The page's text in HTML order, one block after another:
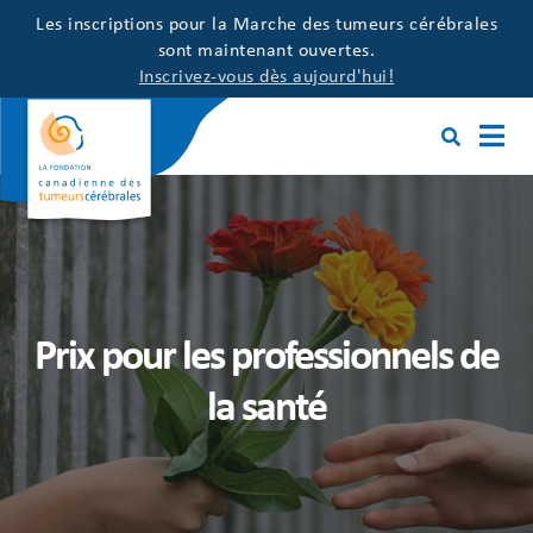
Les inscriptions pour la Marche des tumeurs cérébrales
sont maintenant ouvertes.
Inscrivez-vous dès aujourd'hui!
Prix pour les professionnels de
la santé